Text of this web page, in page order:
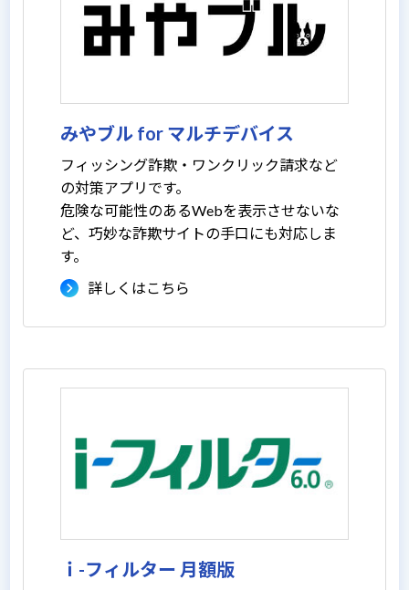
みやブル for マルチデバイス
フィッシング詐欺・ワンクリック請求など
の対策アプリです。
危険な可能性のあるWebを表示させないな
ど、巧妙な詐欺サイトの手口にも対応しま
す。
詳しくはこちら
ｉ-フィルター 月額版